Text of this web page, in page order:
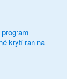
krytí ran na